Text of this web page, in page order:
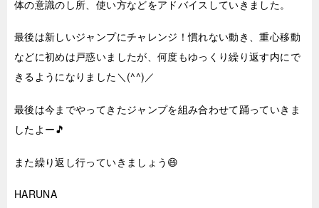
体の意識のし所、使い方などをアドバイスしていきました。
最後は新しいジャンプにチャレンジ！慣れない動き、重心移動
などに初めは戸惑いましたが、何度もゆっくり繰り返す内にで
きるようになりました＼(^^)／
最後は今までやってきたジャンプを組み合わせて踊っていきま
したよー🎵
また繰り返し行っていきましょう😄
HARUNA